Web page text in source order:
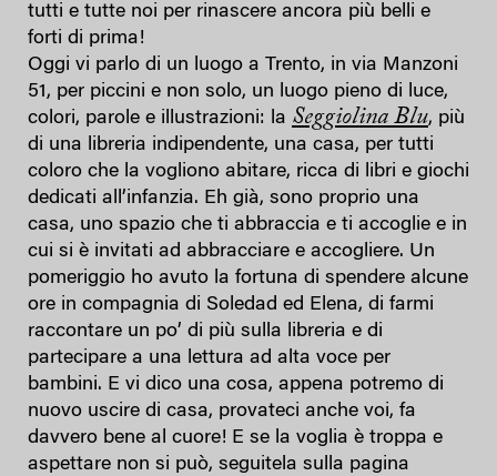
tutti e tutte noi per rinascere ancora più belli e
forti di prima!
Oggi vi parlo di un luogo a Trento, in via Manzoni
51, per piccini e non solo, un luogo pieno di luce,
colori, parole e illustrazioni: la Seggiolina Blu, più
di una libreria indipendente, una casa, per tutti
coloro che la vogliono abitare, ricca di libri e giochi
dedicati all’infanzia. Eh già, sono proprio una
casa, uno spazio che ti abbraccia e ti accoglie e in
cui si è invitati ad abbracciare e accogliere. Un
pomeriggio ho avuto la fortuna di spendere alcune
ore in compagnia di Soledad ed Elena, di farmi
raccontare un po’ di più sulla libreria e di
partecipare a una lettura ad alta voce per
bambini. E vi dico una cosa, appena potremo di
nuovo uscire di casa, provateci anche voi, fa
davvero bene al cuore! E se la voglia è troppa e
aspettare non si può, seguitela sulla pagina